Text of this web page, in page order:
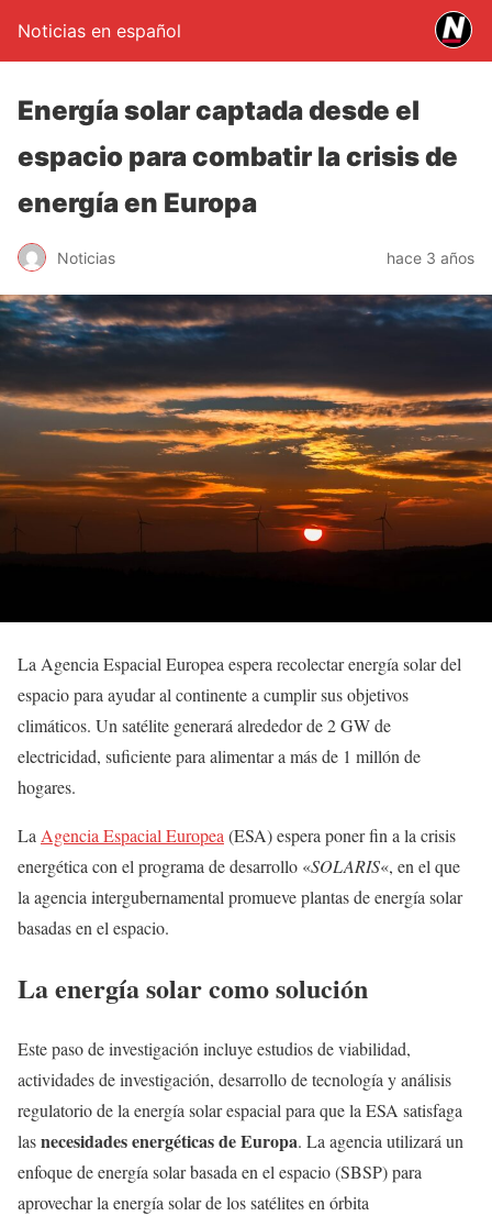
Noticias en español
Energía solar captada desde el
espacio para combatir la crisis de
energía en Europa
Noticias hace 3 años
La Agencia Espacial Europea espera recolectar energía solar del
espacio para ayudar al continente a cumplir sus objetivos
climáticos. Un satélite generará alrededor de 2 GW de
electricidad, suficiente para alimentar a más de 1 millón de
hogares.
LaAgencia Espacial Europea(ESA) espera poner fin a la crisis
energética con el programa de desarrollo «SOLARIS«, en el que
la agencia intergubernamental promueve plantas de energía solar
basadas en el espacio.
La energía solar como solución
Este paso de investigación incluye estudios de viabilidad,
actividades de investigación, desarrollo de tecnología y análisis
regulatorio de la energía solar espacial para que la ESA satisfaga
lasnecesidades energéticas de Europa. La agencia utilizará un
enfoque de energía solar basada en el espacio (SBSP) para
aprovechar la energía solar de los satélites en órbita